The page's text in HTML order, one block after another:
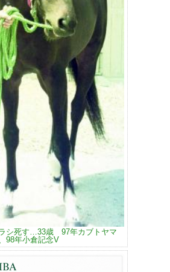
シ死す…33歳 97年カブトヤマ
98年小倉記念V